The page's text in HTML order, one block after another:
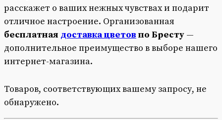
расскажет о ваших нежных чувствах и подарит
отличное настроение. Организованная
бесплатная доставка цветов по Бресту —
дополнительное преимущество в выборе нашего
интернет-магазина.
Товаров, соответствующих вашему запросу, не
обнаружено.